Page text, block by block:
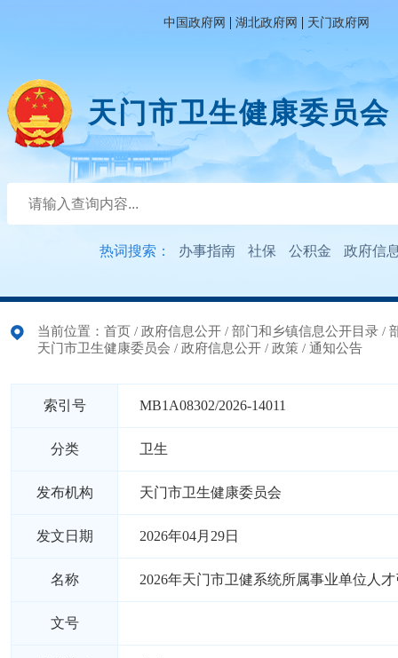
中国政府网 | 湖北政府网 | 天门政府网
天门市卫生健康委员会
热词搜索： 办事指南 社保 公积金 政府信
当前位置： 首页 / 政府信息公开 / 部门和乡镇信息公开目录 /
天门市卫生健康委员会 / 政府信息公开 / 政策 / 通知公告
索引号 MB1A08302/2026-14011
分类 卫生
发布机构 天门市卫生健康委员会
发文日期 2026年04月29日
名称 2026年天门市卫健系统所属事业单位人
文号